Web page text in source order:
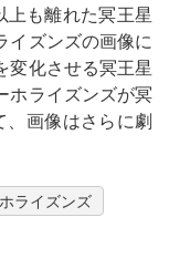
も離れた冥王星
イズンズの画像に
変化させる冥王星
ホライズンズが冥
画像はさらに劇
ライズンズ